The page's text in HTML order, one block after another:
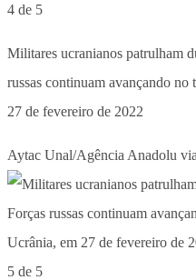
4 de 5
Militares ucranianos patrulham
russas continuam avançando
27 de fevereiro de 2022
Aytac Unal/Agência Anadolu
5 de 5